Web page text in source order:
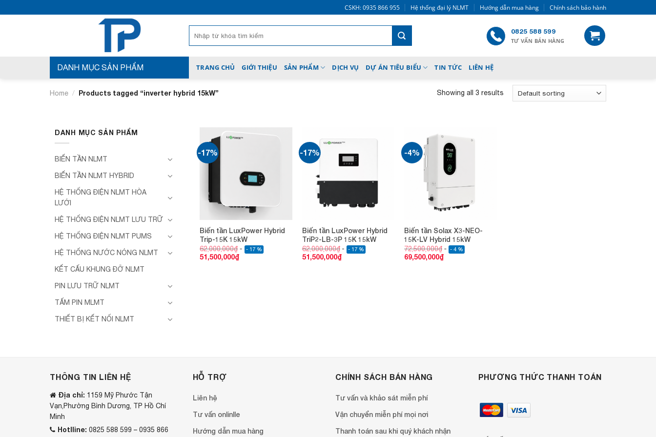
qua
CSKH: 0935 866 955 Hệ thống đại lý NLMT Hướng dẫn mua hàng Chính sách bảo hành
for:
0825 588 599
TƯ VẤN BÁN HÀNG
DANH MỤC SẢN PHẨM TRANG CHỦ GIỚI THIỆU SẢN PHẨM DỊCH VỤ DỰ ÁN TIÊU BIỂU TIN TỨC LIÊN HỆ
Home / Products tagged “inverter hybrid 15kW” Showing all 3 results
DANH MỤC SẢN PHẨM
BIẾN TẦN NLMT
BIẾN TẦN NLMT HYBRID
HỆ THỐNG ĐIỆN NLMT HÒA
LƯỚI
HỆ THỐNG ĐIỆN NLMT LƯU TRỮ
HỆ THỐNG ĐIỆN NLMT PUMS
HỆ THỐNG NƯỚC NÓNG NLMT
KẾT CẤU KHUNG ĐỠ NLMT
PIN LƯU TRỮ NLMT
TẤM PIN MLMT
THIẾT BỊ KẾT NỐI NLMT
-17%
wishlist
Biến tần LuxPower Hybrid
Trip-15K 15kW
62,000,000₫ - 17 %
51,500,000₫
-17%
Biến tần LuxPower Hybrid
TriP2-LB-3P 15K 15kW
62,000,000₫ - 17 %
51,500,000₫
-4%
Biến tần Solax X3-NEO-
15K-LV Hybrid 15kW
72,500,000₫ - 4 %
69,500,000₫
THÔNG TIN LIÊN HỆ
Địa chỉ: 1159 Mỹ Phước Tận
Vạn,Phường Bình Dương, TP Hồ Chí
Minh
Hotlline: 0825 588 599 – 0935 866
HỖ TRỢ
Liên hệ
Tư vấn onlinlle
Hướng dẫn mua hàng
CHÍNH SÁCH BÁN HÀNG
Tư vấn và khảo sát miễn phí
Vận chuyển miễn phí mọi nơi
Thanh toán sau khi quý khách nhận
PHƯƠNG THỨC THANH TOÁN